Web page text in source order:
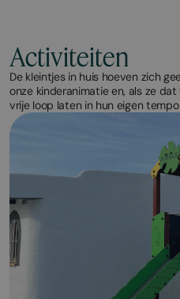
Activiteiten
De kleintjes in huis hoeven zich
onze kinderanimatie en, als ze
vrije loop laten in hun eigen